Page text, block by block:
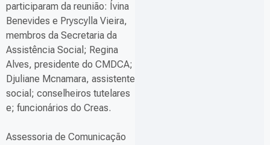
participaram da reunião: Ívina
Benevides e Pryscylla Vieira,
membros da Secretaria da
Assistência Social; Regina
Alves, presidente do CMDCA;
Djuliane Mcnamara, assistente
social; conselheiros tutelares
e; funcionários do Creas.
Assessoria de Comunicação